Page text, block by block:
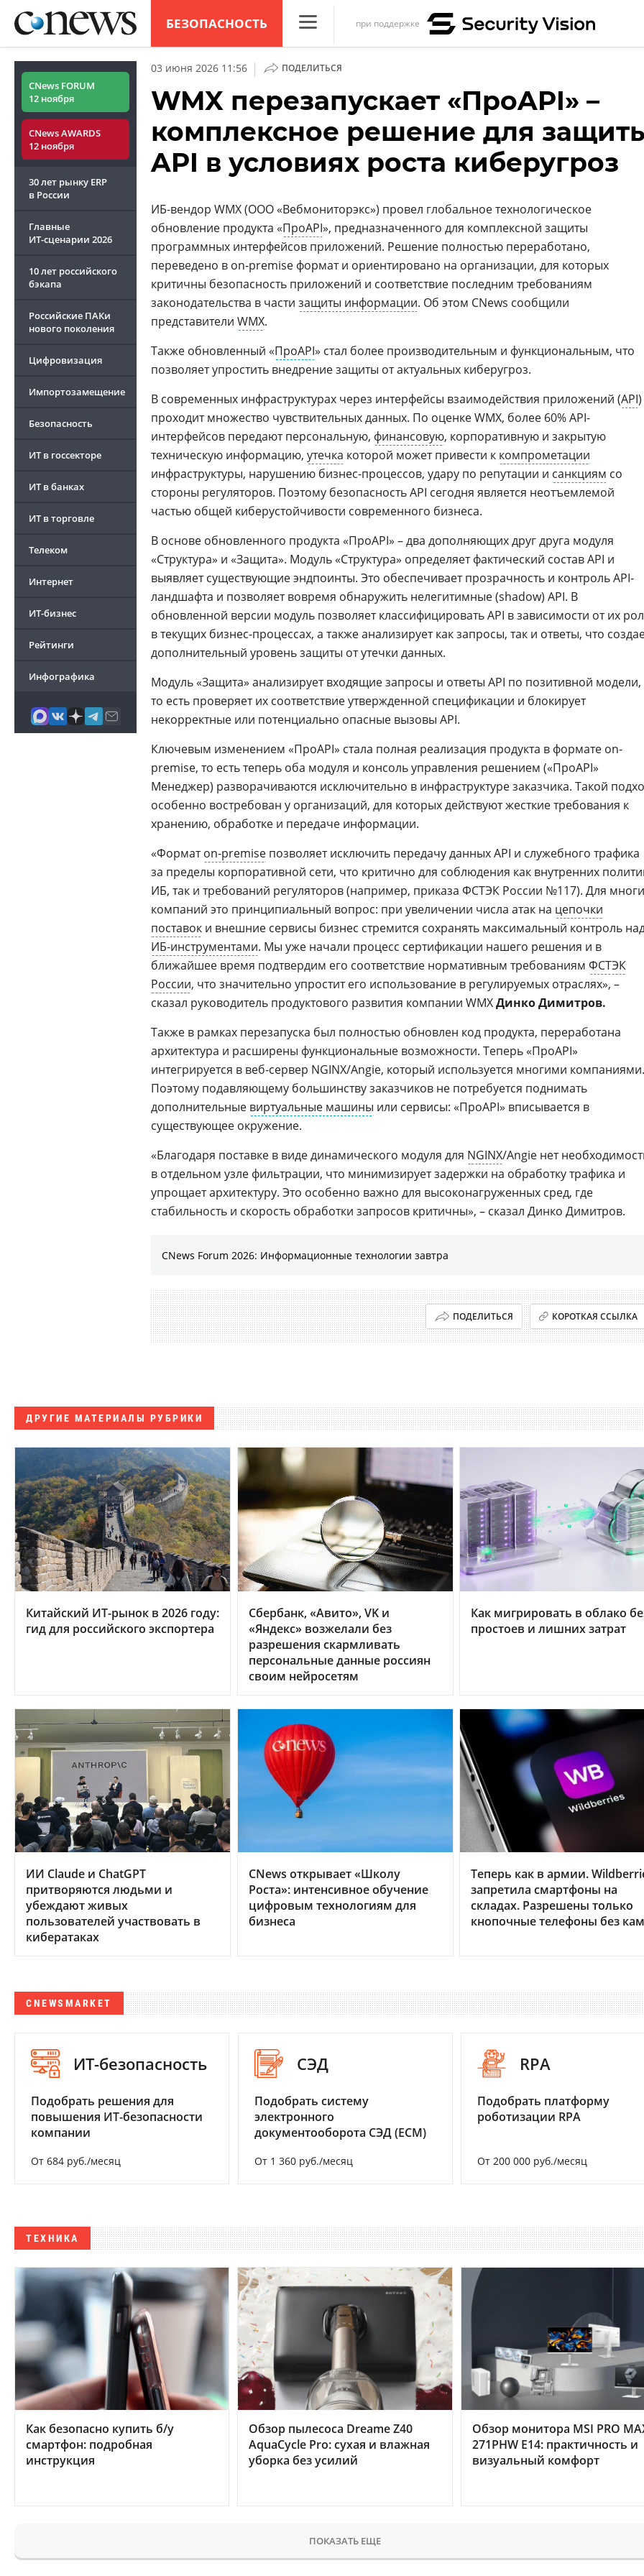
БЕЗОПАСНОСТЬ
Конференции
Маркет
Техника
при поддержке
CNews FORUM
12 ноября
CNews AWARDS
12 ноября
30 лет рынку ERP
в России
Главные
ИТ-сценарии 2026
10 лет российского
бэкапа
Российские ПАКи
нового поколения
Цифровизация
Импортозамещение
Безопасность
ИТ в госсекторе
ИТ в банках
ИТ в торговле
Телеком
Интернет
ИТ-бизнес
Рейтинги
Инфографика
03 июня 2026 11:56 | ПОДЕЛИТЬСЯ
WMX перезапускает «ПроAPI» –
комплексное решение для
API в условиях роста киберугроз
ИБ-вендор WMX (ООО «Вебмониторэкс») провел глобальное технологическое
обновление продукта «ПроAPI», предназначенного для комплексной защиты
программных интерфейсов приложений. Решение полностью переработано,
переведено в on‑premise формат и ориентировано на организации, для которых
критичны безопасность приложений и соответствие последним требованиям
законодательства в части защиты информации. Об этом CNews сообщили
представители WMX.
Также обновленный «ПроAPI» стал более производительным и функциональным, что
позволяет упростить внедрение защиты от актуальных киберугроз.
В современных инфраструктурах через интерфейсы взаимодействия приложений (API)
проходит множество чувствительных данных. По оценке WMX, более 60% API-
интерфейсов передают персональную, финансовую, корпоративную и закрытую
техническую информацию, утечка которой может привести к компрометации
инфраструктуры, нарушению бизнес-процессов, удару по репутации и санкциям со
стороны регуляторов. Поэтому безопасность API сегодня является неотъемлемой
частью общей киберустойчивости современного бизнеса.
В основе обновленного продукта «ПроAPI» – два дополняющих друг друга модуля
«Структура» и «Защита». Модуль «Структура» определяет фактический состав API и
выявляет существующие эндпоинты. Это обеспечивает прозрачность и контроль API-
ландшафта и позволяет вовремя обнаружить нелегитимные (shadow) API. В
обновленной версии модуль позволяет классифицировать API в зависимости от их
в текущих бизнес-процессах, а также анализирует как запросы, так и ответы, что
дополнительный уровень защиты от утечки данных.
Модуль «Защита» анализирует входящие запросы и ответы API по позитивной модели,
то есть проверяет их соответствие утвержденной спецификации и блокирует
некорректные или потенциально опасные вызовы API.
Ключевым изменением «ПроAPI» стала полная реализация продукта в формате on-
premise, то есть теперь оба модуля и консоль управления решением («ПроAPI»
Менеджер) разворачиваются исключительно в инфраструктуре заказчика. Такой
особенно востребован у организаций, для которых действуют жесткие требования к
хранению, обработке и передаче информации.
«Форматon-premise позволяет исключить передачу данных API и служебного трафика
за пределы корпоративной сети, что критично для соблюдения как внутренних
ИБ, так и требований регуляторов (например, приказа ФСТЭК России №117). Для
компаний это принципиальный вопрос: при увеличении числа атак на цепочки
поставок и внешние сервисы бизнес стремится сохранять максимальный контроль
ИБ-инструментами. Мы уже начали процесс сертификации нашего решения и в
ближайшее время подтвердим его соответствие нормативным требованиям ФСТЭК
России, что значительно упростит его использование в регулируемых отраслях», –
сказал руководитель продуктового развития компании WMXДинко Димитров.
Также в рамках перезапуска был полностью обновлен код продукта, переработана
архитектура и расширены функциональные возможности. Теперь «ПроAPI»
интегрируется в веб-сервер NGINX/Angie, который используется многими компаниями.
Поэтому подавляющему большинству заказчиков не потребуется поднимать
дополнительные виртуальные машины или сервисы: «ПроAPI» вписывается в
существующее окружение.
«Благодаря поставке в виде динамического модуля для NGINX/Angie нет
в отдельном узле фильтрации, что минимизирует задержки на обработку трафика и
упрощает архитектуру. Это особенно важно для высоконагруженных сред, где
стабильность и скорость обработки запросов критичны», – сказал Динко Димитров.
CNews Forum 2026: Информационные технологии завтра
ПОДЕЛИТЬСЯ КОРОТКАЯ ССЫЛКА
ДРУГИЕ МАТЕРИАЛЫ РУБРИКИ
Китайский ИТ-рынок в 2026 году:
гид для российского экспортера
Сбербанк, «Авито», VK и
«Яндекс» возжелали без
разрешения скармливать
персональные данные россиян
своим нейросетям
Как мигрировать в облако
простоев и лишних затрат
ИИ Claude и ChatGPT
притворяются людьми и
убеждают живых
пользователей участвовать в
кибератаках
CNews открывает «Школу
Роста»: интенсивное обучение
цифровым технологиям для
бизнеса
Теперь как в армии.
запретила смартфоны на
складах. Разрешены только
кнопочные телефоны без
CNEWSMARKET
ИТ-безопасность
Подобрать решения для
повышения ИТ-безопасности
компании
От 684 руб./месяц
СЭД
Подобрать систему
электронного
документооборота СЭД (ECM)
От 1 360 руб./месяц
RPA
Подобрать платформу
роботизации RPA
От 200 000 руб./месяц
ТЕХНИКА
Как безопасно купить б/у
смартфон: подробная
инструкция
Обзор пылесоса Dreame Z40
AquaCycle Pro: сухая и влажная
уборка без усилий
Обзор монитора MSI PRO
271PHW E14: практичность и
визуальный комфорт
ПОКАЗАТЬ ЕЩЕ